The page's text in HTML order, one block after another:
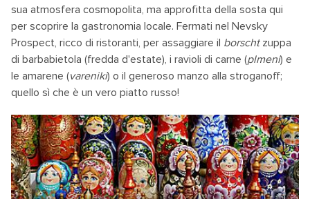
sua atmosfera cosmopolita, ma approfitta della sosta qui
per scoprire la gastronomia locale. Fermati nel Nevsky
Prospect, ricco di ristoranti, per assaggiare il borschtzuppa
di barbabietola (fredda d'estate), i ravioli di carne (plmeni) e
le amarene (vareniki) o il generoso manzo alla stroganoff;
quello sì che è un vero piatto russo!